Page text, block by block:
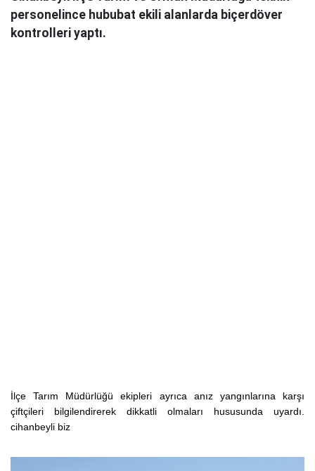
personelince hububat ekili alanlarda biçerdöver
kontrolleri yaptı.
İlçe Tarım Müdürlüğü ekipleri ayrıca anız yangınlarına karşı
çiftçileri bilgilendirerek dikkatli olmaları hususunda uyardı.
cihanbeyli biz